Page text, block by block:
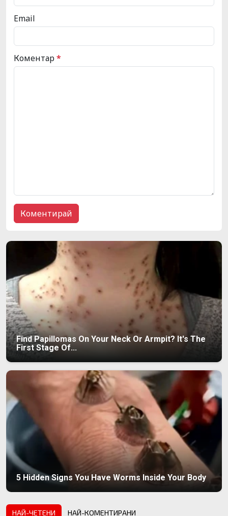
Email
Коментар*
Find Papillomas On Your Neck Or Armpit? It's The
First Stage Of...
5 Hidden Signs You Have Worms Inside Your Body
НАЙ-ЧЕТЕНИ НАЙ-КОМЕНТИРАНИ